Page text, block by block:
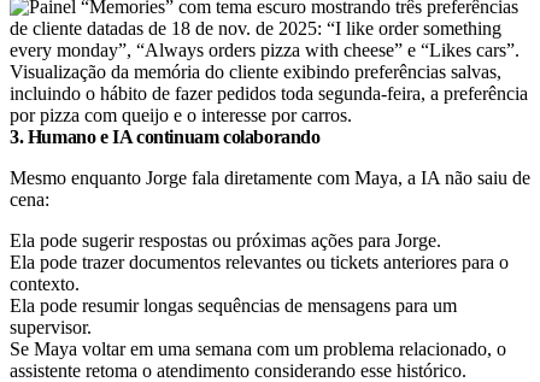
Visualização da memória do cliente exibindo preferências salvas,
incluindo o hábito de fazer pedidos toda segunda-feira, a preferência
por pizza com queijo e o interesse por carros.
3. Humano e IA continuam colaborando
Mesmo enquanto Jorge fala diretamente com Maya, a IA não saiu de
cena:
Ela pode sugerir respostas ou próximas ações para Jorge.
Ela pode trazer documentos relevantes ou tickets anteriores para o
contexto.
Ela pode resumir longas sequências de mensagens para um
supervisor.
Se Maya voltar em uma semana com um problema relacionado, o
assistente retoma o atendimento considerando esse histórico.